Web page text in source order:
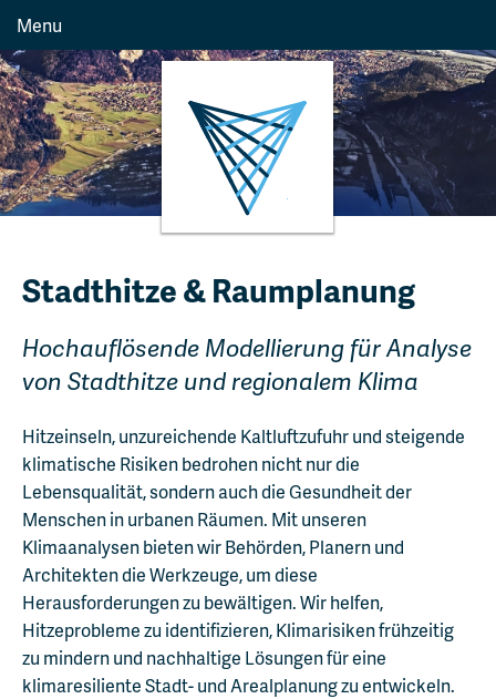
Stadthitze & Raumplanung
Hochauflösende Modellierung für Analyse
von Stadthitze und regionalem Klima
Hitzeinseln, unzureichende Kaltluftzufuhr und steigende
klimatische Risiken bedrohen nicht nur die
Lebensqualität, sondern auch die Gesundheit der
Menschen in urbanen Räumen. Mit unseren
Klimaanalysen bieten wir Behörden, Planern und
Architekten die Werkzeuge, um diese
Herausforderungen zu bewältigen. Wir helfen,
Hitzeprobleme zu identifizieren, Klimarisiken frühzeitig
zu mindern und nachhaltige Lösungen für eine
klimaresiliente Stadt- und Arealplanung zu entwickeln.
Menu